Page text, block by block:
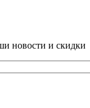
новости и скидки